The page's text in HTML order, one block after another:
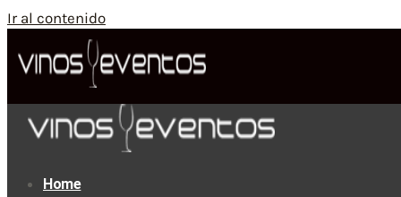
Ir al contenido
Home